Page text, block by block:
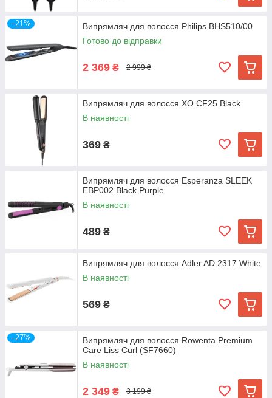
–21%
Випрямляч для волосся Philips BHS510/00
Готово до відправки
2 369 ₴ 2 999 ₴
Випрямляч для волосся XO CF25 Black
В наявності
369 ₴
Випрямляч для волосся Esperanza SLEEK
EBP002 Black Purple
В наявності
489 ₴
Випрямляч для волосся Adler AD 2317 White
В наявності
569 ₴
–27%
Випрямляч для волосся Rowenta Premium
Care Liss Curl (SF7660)
В наявності
2 349 ₴ 3 199 ₴